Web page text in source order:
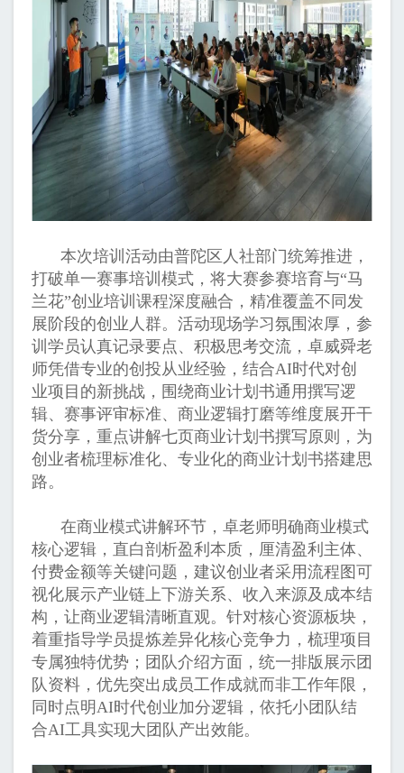
本次培训活动由普陀区人社部门统筹推进，
打破单一赛事培训模式，将大赛参赛培育与“马
兰花”创业培训课程深度融合，精准覆盖不同发
展阶段的创业人群。活动现场学习氛围浓厚，参
训学员认真记录要点、积极思考交流，卓威舜老
师凭借专业的创投从业经验，结合AI时代对创
业项目的新挑战，围绕商业计划书通用撰写逻
辑、赛事评审标准、商业逻辑打磨等维度展开干
货分享，重点讲解七页商业计划书撰写原则，为
创业者梳理标准化、专业化的商业计划书搭建思
路。
在商业模式讲解环节，卓老师明确商业模式
核心逻辑，直白剖析盈利本质，厘清盈利主体、
付费金额等关键问题，建议创业者采用流程图可
视化展示产业链上下游关系、收入来源及成本结
构，让商业逻辑清晰直观。针对核心资源板块，
着重指导学员提炼差异化核心竞争力，梳理项目
专属独特优势；团队介绍方面，统一排版展示团
队资料，优先突出成员工作成就而非工作年限，
同时点明AI时代创业加分逻辑，依托小团队结
合AI工具实现大团队产出效能。